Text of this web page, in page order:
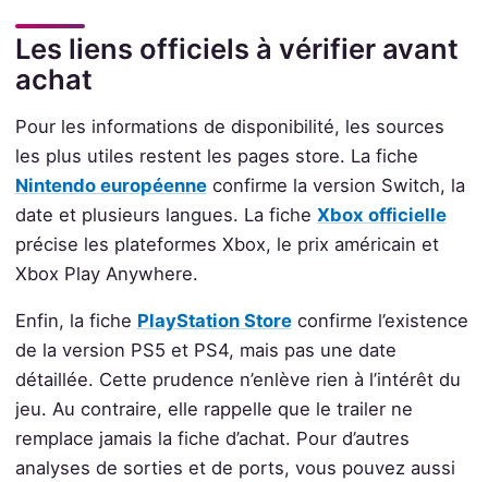
Les liens officiels à vérifier avant
achat
Pour les informations de disponibilité, les sources
les plus utiles restent les pages store. La fiche
Nintendo européenneconfirme la version Switch, la
date et plusieurs langues. La fiche Xbox officielle
précise les plateformes Xbox, le prix américain et
Xbox Play Anywhere.
Enfin, la fiche PlayStation Storeconfirme l’existence
de la version PS5 et PS4, mais pas une date
détaillée. Cette prudence n’enlève rien à l’intérêt du
jeu. Au contraire, elle rappelle que le trailer ne
remplace jamais la fiche d’achat. Pour d’autres
analyses de sorties et de ports, vous pouvez aussi